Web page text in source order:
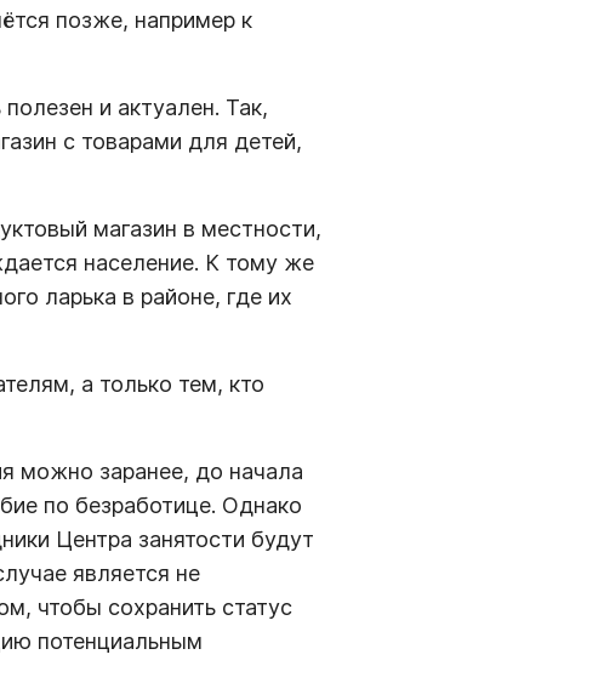
позже, например к
и актуален. Так,
с товарами для детей,
магазин в местности,
население. К тому же
ларька в районе, где их
а только тем, кто
можно заранее, до начала
по безработице. Однако
Центра занятости будут
является не
чтобы сохранить статус
потенциальным